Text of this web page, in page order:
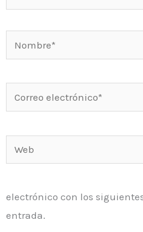
Nombre*
electrónico*
electrónico con los
entrada.